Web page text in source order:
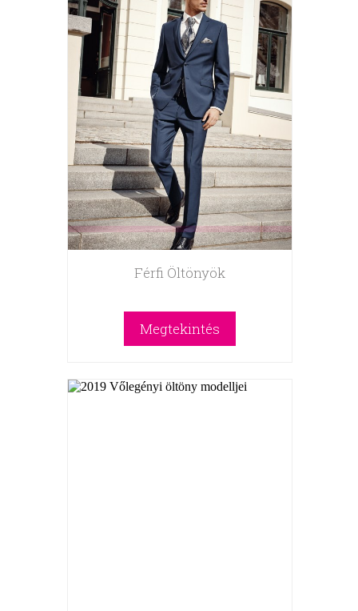
Férfi Öltönyök
Megtekintés